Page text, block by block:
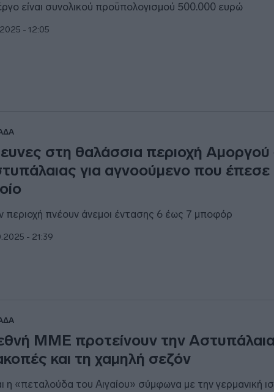
είναι συνολικού προϋπολογισμού 500.000 ευρώ
- 12:05
στη θαλάσσια περιοχή Αμοργού
για αγνοούμενο που
περιοχή πνέουν άνεμοι έντασης 6 έως 7 μποφόρ
- 21:39
ΜΜΕ προτείνουν την Αστυπάλαια
και τη χαμηλή σεζόν
η «πεταλούδα του Αιγαίου» σύμφωνα με την γερμανική